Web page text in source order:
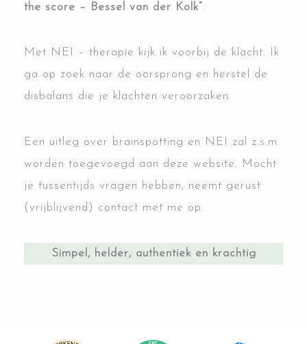
the score – Bessel van der Kolk”.
Met NEI – therapie kijk ik voorbij de klacht. Ik
ga op zoek naar de oorsprong en herstel de
disbalans die je klachten veroorzaken.
Een uitleg over brainspotting en NEI zal z.s.m.
worden toegevoegd aan deze website. Mocht
je tussentijds vragen hebben, neemt gerust
(vrijblijvend) contact met me op.
Simpel, helder, authentiek en krachtig